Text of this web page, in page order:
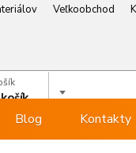
Veľkoobchod
Blog Kontakty